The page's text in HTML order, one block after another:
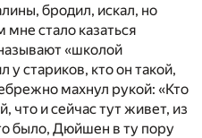
бродил, искал, но
стало казаться
«школой
у стариков, кто он такой,
махнул рукой: «Кто
что и сейчас тут живет, из
было, Дюйшен в ту пору